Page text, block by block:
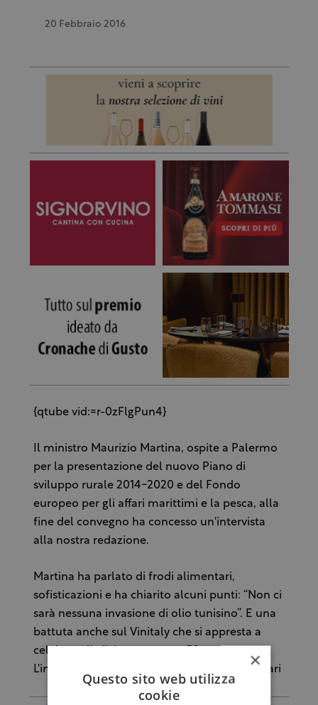
20 Febbraio 2016
{qtube vid:=r-0zFlgPun4}
Il ministro Maurizio Martina, ospite a Palermo
per la presentazione del nuovo Piano di
sviluppo rurale 2014-2020 e del Fondo
europeo per gli affari marittimi e la pesca, alla
fine del convegno ha concesso un'intervista
alla nostra redazione.
Martina ha parlato di frodi alimentari,
sofisticazioni e ha chiarito alcuni punti: “Non ci
sarà nessuna invasione di olio tunisino”. E una
battuta anche sul Vinitaly che si appresta a
celebrare l'edizione numero 50.
L'intervista di Fabrizio Carrera e Roberto Chifari
×
Questo sito web utilizza
cookie